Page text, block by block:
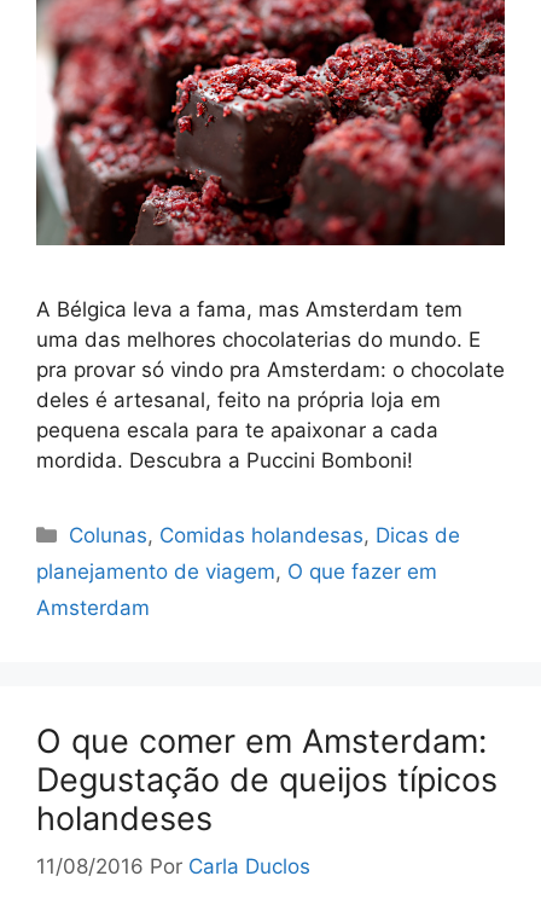
A Bélgica leva a fama, mas Amsterdam tem
uma das melhores chocolaterias do mundo. E
pra provar só vindo pra Amsterdam: o chocolate
deles é artesanal, feito na própria loja em
pequena escala para te apaixonar a cada
mordida. Descubra a Puccini Bomboni!
Categorias
Colunas, Comidas holandesas, Dicas de
planejamento de viagem, O que fazer em
Amsterdam
O que comer em Amsterdam:
Degustação de queijos típicos
holandeses
11/08/2016 Por Carla Duclos